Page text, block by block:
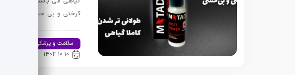
کرختی و بی حسی برای مصرف
سلامت و پزشکی
۱۴۰۳-۱۰-۱۰